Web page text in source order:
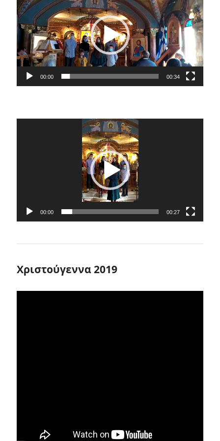
00:00 00:34
00:00 00:27
Χριστούγεννα 2019